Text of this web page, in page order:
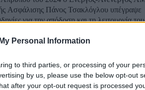
Personal Information
to third parties, or processing of your
by us, please use the below opt-out
after your opt-out request is processed
Ασφάλισης Πάνος Τσακλόγλου υπέγραψε
για την απόδοση και τη λειτουργία
τον ΕΟΠΠΥ κατά 500.000, με